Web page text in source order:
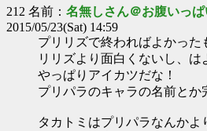
212 名前： 名無しさん＠お腹いっぱ
2015/05/23(Sat) 14:59
プリリズで終わればよかっ
リリズより面白くないし、は
やっぱりアイカツだな！
プリパラのキャラの名前とか
タカトミはプリパラなんかよ